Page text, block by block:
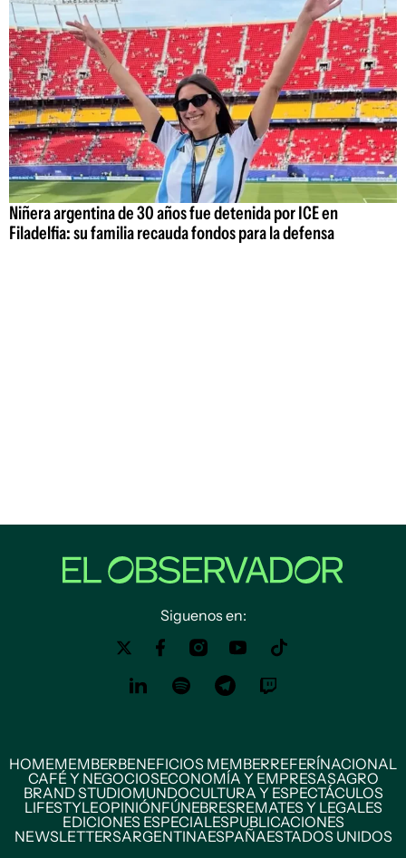
Niñera argentina de 30 años fue detenida por ICE en
Filadelfia: su familia recauda fondos para la defensa
Siguenos en:
HOMEMEMBERBENEFICIOS MEMBERREFERÍNACIONAL
CAFÉ Y NEGOCIOSECONOMÍA Y EMPRESASAGRO
BRAND STUDIOMUNDOCULTURA Y ESPECTÁCULOS
LIFESTYLEOPINIÓNFÚNEBRESREMATES Y LEGALES
EDICIONES ESPECIALESPUBLICACIONES
NEWSLETTERSARGENTINAESPAÑAESTADOS UNIDOS